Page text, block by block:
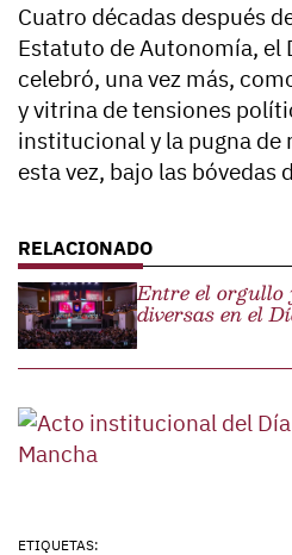
Cuatro décadas después
Estatuto de Autonomía, el
celebró, una vez más,
y vitrina de tensiones
institucional y la pugna de
esta vez, bajo las bóvedas
Entre el orgullo
diversas en el
ETIQUETAS: